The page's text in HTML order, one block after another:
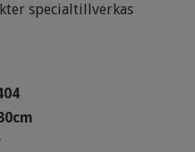
specialtillverkas